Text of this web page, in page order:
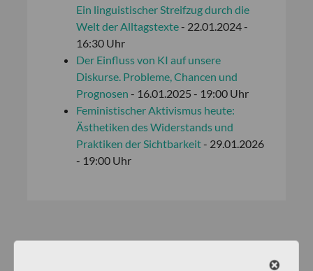
Ein linguistischer Streifzug durch die
Welt der Alltagstexte- 22.01.2024 -
16:30 Uhr
Der Einfluss von KI auf unsere
Diskurse. Probleme, Chancen und
Prognosen - 16.01.2025 - 19:00 Uhr
Feministischer Aktivismus heute:
Ästhetiken des Widerstands und
Praktiken der Sichtbarkeit- 29.01.2026
- 19:00 Uhr